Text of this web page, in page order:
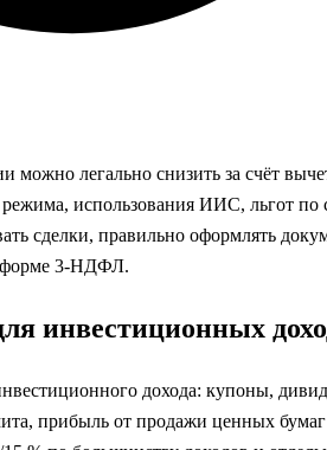
можно легально снизить за счёт
использования ИИС, льгот по
сделки, правильно оформлять
форме 3‑НДФЛ.
инвестиционных
дохода: купоны,
прибыль от продажи ценных